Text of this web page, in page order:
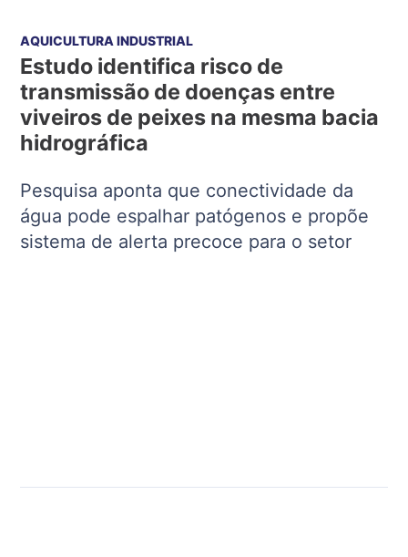
AQUICULTURA INDUSTRIAL
Estudo identifica risco de
transmissão de doenças entre
viveiros de peixes na mesma bacia
hidrográfica
Pesquisa aponta que conectividade da
água pode espalhar patógenos e propõe
sistema de alerta precoce para o setor